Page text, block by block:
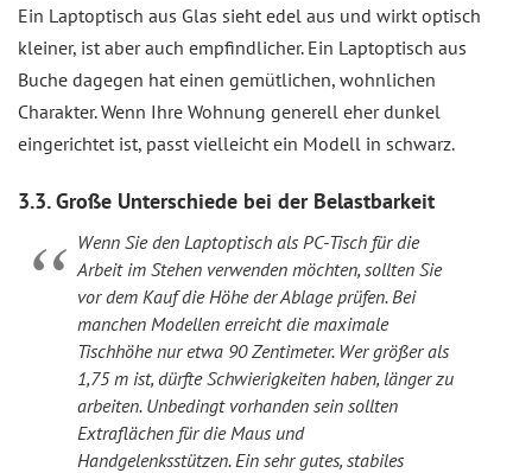
Ein Laptoptisch aus Glas sieht edel aus und wirkt optisch
kleiner, ist aber auch empfindlicher. Ein Laptoptisch aus
Buche dagegen hat einen gemütlichen, wohnlichen
Charakter. Wenn Ihre Wohnung generell eher dunkel
eingerichtet ist, passt vielleicht ein Modell in schwarz.
3.3. Große Unterschiede bei der Belastbarkeit
Wenn Sie den Laptoptisch als PC-Tisch für die
Arbeit im Stehen verwenden möchten, sollten Sie
vor dem Kauf die Höhe der Ablage prüfen. Bei
manchen Modellen erreicht die maximale
Tischhöhe nur etwa 90 Zentimeter. Wer größer als
1,75 m ist, dürfte Schwierigkeiten haben, länger zu
arbeiten. Unbedingt vorhanden sein sollten
Extraflächen für die Maus und
Handgelenksstützen. Ein sehr gutes, stabiles